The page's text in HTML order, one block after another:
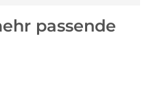
passende